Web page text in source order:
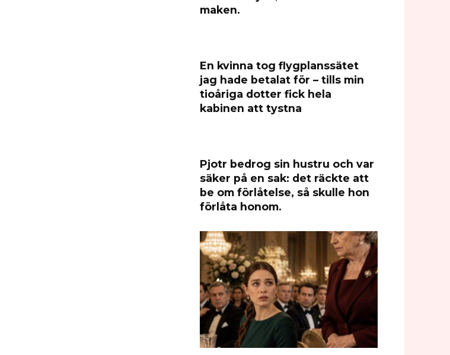
maken.
En kvinna tog flygplanssätet
jag hade betalat för – tills min
tioåriga dotter fick hela
kabinen att tystna
Pjotr bedrog sin hustru och var
säker på en sak: det räckte att
be om förlåtelse, så skulle hon
förlåta honom.